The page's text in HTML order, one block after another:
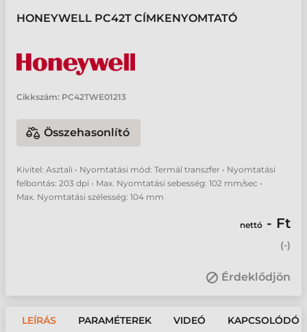
HONEYWELL PC42T CÍMKENYOMTATÓ
Cikkszám: PC42TWE01213
Összehasonlító
Kivitel: Asztali • Nyomtatási mód: Termál transzfer • Nyomtatási
felbontás: 203 dpi • Max. Nyomtatási sebesség: 102 mm/sec •
Max. Nyomtatási szélesség: 104 mm
nettó - Ft
(-)
Érdeklődjön
LEÍRÁS PARAMÉTEREK VIDEÓ KAPCSOLÓDÓ